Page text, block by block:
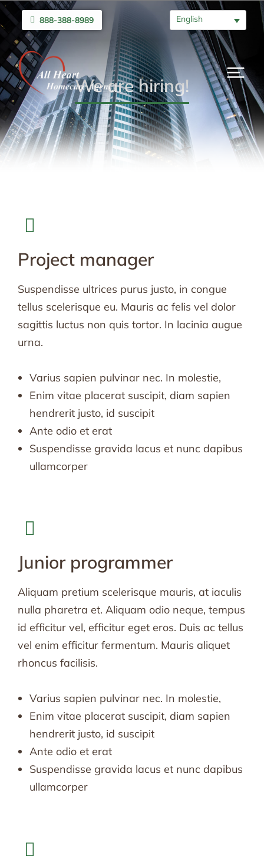
888-388-8989 English
We are hiring!
Project manager
Suspendisse ultrices purus justo, in congue
tellus scelerisque eu. Mauris ac felis vel dolor
sagittis luctus non quis tortor. In lacinia augue
urna.
Varius sapien pulvinar nec. In molestie,
Enim vitae placerat suscipit, diam sapien
hendrerit justo, id suscipit
Ante odio et erat
Suspendisse gravida lacus et nunc dapibus
ullamcorper
Junior programmer
Aliquam pretium scelerisque mauris, at iaculis
nulla pharetra et. Aliquam odio neque, tempus
id efficitur vel, efficitur eget eros. Duis ac tellus
vel enim efficitur fermentum. Mauris aliquet
rhoncus facilisis.
Varius sapien pulvinar nec. In molestie,
Enim vitae placerat suscipit, diam sapien
hendrerit justo, id suscipit
Ante odio et erat
Suspendisse gravida lacus et nunc dapibus
ullamcorper